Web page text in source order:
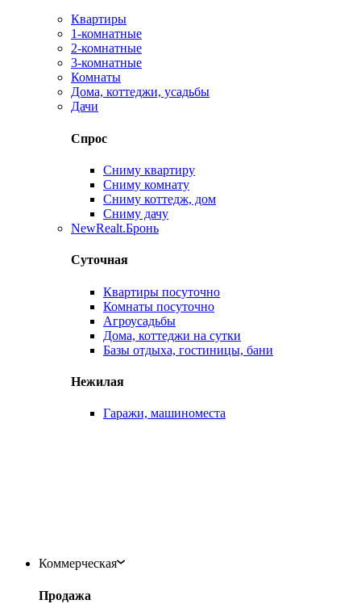
Квартиры
1-комнатные
2-комнатные
3-комнатные
Комнаты
Дома, коттеджи, усадьбы
Дачи
Спрос
Сниму квартиру
Сниму комнату
Сниму коттедж, дом
Сниму дачу
NewRealt.Бронь
Суточная
Квартиры посуточно
Комнаты посуточно
Агроусадьбы
Дома, коттеджи на сутки
Базы отдыха, гостиницы, бани
Нежилая
Гаражи, машиноместа
Коммерческая
Продажа